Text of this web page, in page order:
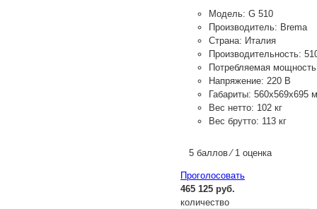
Модель: G 510
Производитель: Brema
Страна: Италия
Производительность:
Потребляемая
Напряжение: 220 В
Габариты: 560х569х695
Вес нетто: 102 кг
Вес брутто: 113 кг
5 баллов ⁄ 1 оценка
Проголосовать
465 125 руб.
количество